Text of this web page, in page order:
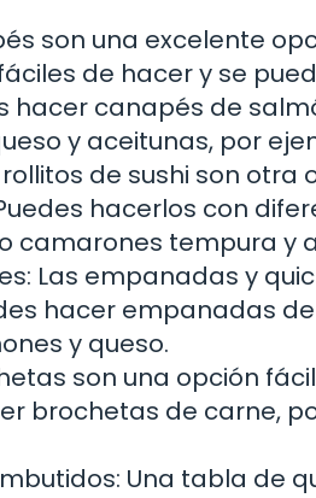
son una excelente
de hacer y se
hacer canapés de
y aceitunas, por
rollitos de sushi son
hacerlos con
camarones tempura y
Las empanadas y
hacer empanadas
y queso.
son una opción
brochetas de carne,
Una tabla de